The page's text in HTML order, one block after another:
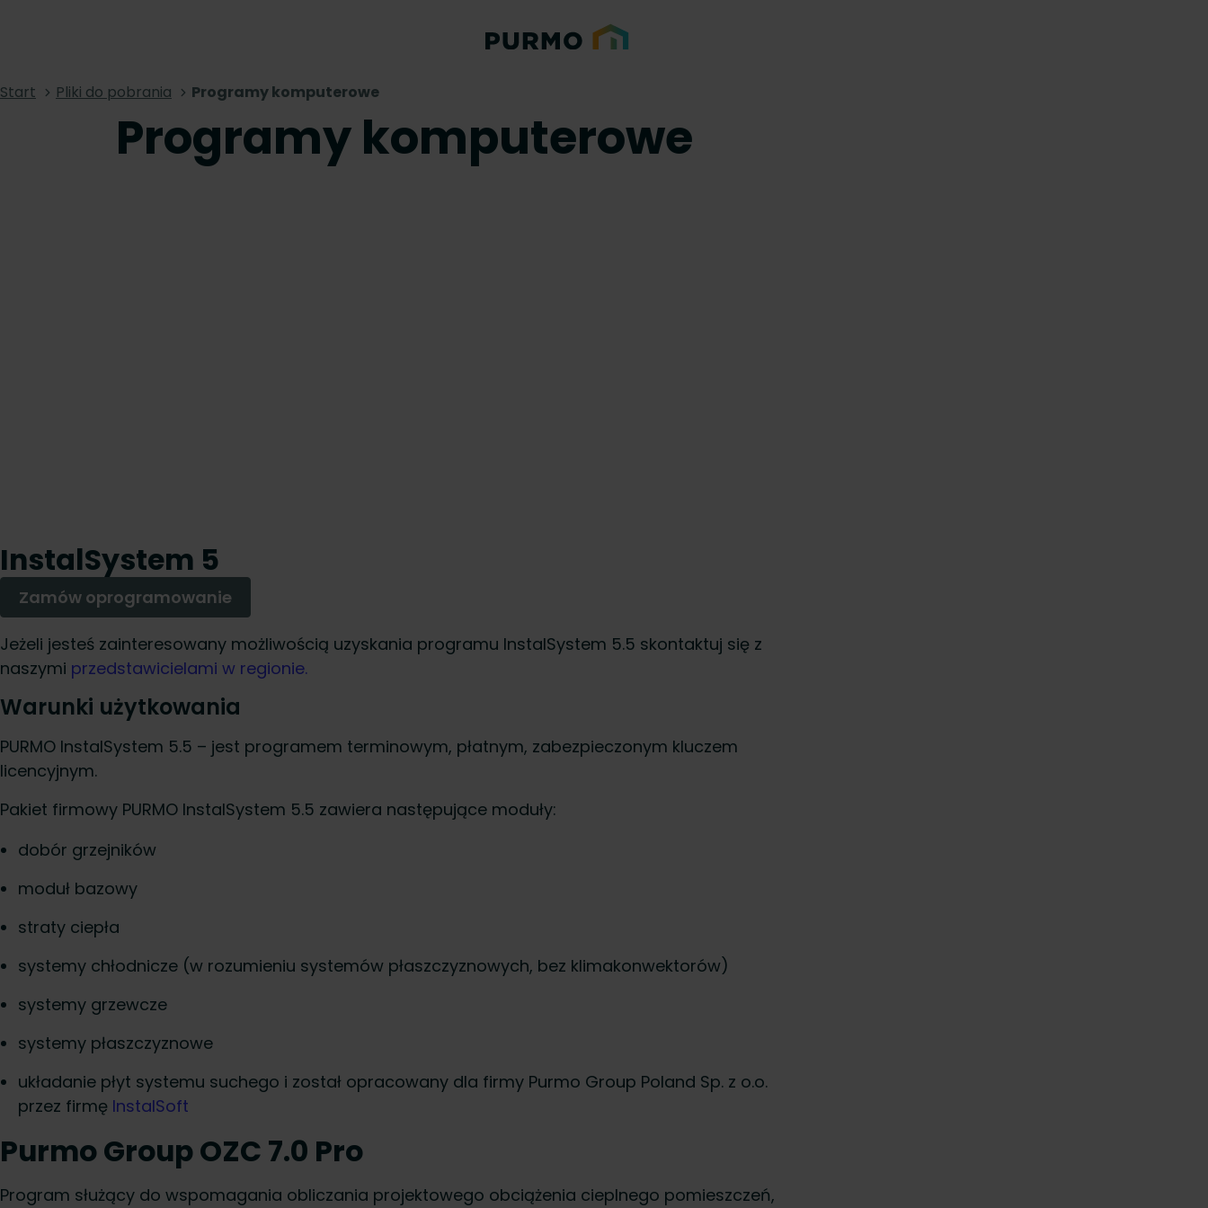
Start Pliki do pobrania Programy komputerowe
Programy komputerowe
InstalSystem 5
Zamów oprogramowanie
Jeżeli jesteś zainteresowany możliwością uzyskania programu InstalSystem 5.5 skontaktuj się z
naszymi przedstawicielami w regionie.
Warunki użytkowania
PURMO InstalSystem 5.5 – jest programem terminowym, płatnym, zabezpieczonym kluczem
licencyjnym.
Pakiet firmowy PURMO InstalSystem 5.5 zawiera następujące moduły:
dobór grzejników
moduł bazowy
straty ciepła
systemy chłodnicze (w rozumieniu systemów płaszczyznowych, bez klimakonwektorów)
systemy grzewcze
systemy płaszczyznowe
układanie płyt systemu suchego i został opracowany dla firmy Purmo Group Poland Sp. z o.o.
przez firmę InstalSoft
Purmo Group OZC 7.0 Pro
Program służący do wspomagania obliczania projektowego obciążenia cieplnego pomieszczeń,